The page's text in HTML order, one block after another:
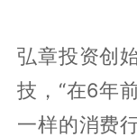
弘章投资创
技，“在6年
一样的消费